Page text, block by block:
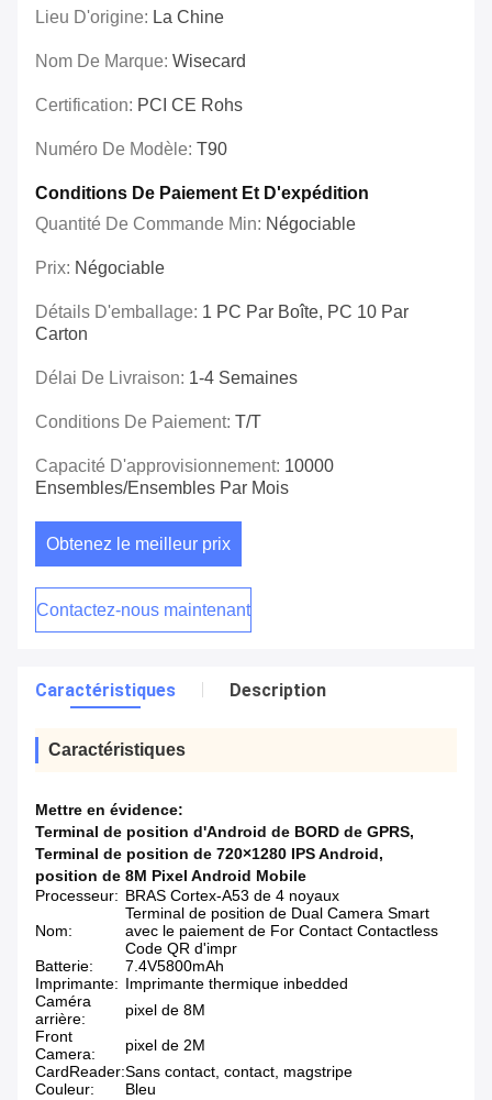
Lieu D'origine: La Chine
Nom De Marque: Wisecard
Certification: PCI CE Rohs
Numéro De Modèle: T90
Conditions De Paiement Et D'expédition
Quantité De Commande Min: Négociable
Prix: Négociable
Détails D'emballage: 1 PC Par Boîte, PC 10 Par
Carton
Délai De Livraison: 1-4 Semaines
Conditions De Paiement: T/T
Capacité D'approvisionnement: 10000
Ensembles/ensembles Par Mois
Obtenez le meilleur prix
Contactez-nous maintenant
Caractéristiques Description
Caractéristiques
Mettre en évidence:
Terminal de position d'Android de BORD de GPRS,
Terminal de position de 720×1280 IPS Android,
position de 8M Pixel Android Mobile
Processeur: BRAS Cortex-A53 de 4 noyaux
Nom:
Terminal de position de Dual Camera Smart
avec le paiement de For Contact Contactless
Code QR d'impr
Batterie:
7.4V5800mAh
Imprimante: Imprimante thermique inbedded
Caméra
arrière:
pixel de 8M
Front
Camera:
pixel de 2M
CardReader:Sans contact, contact, magstripe
Couleur:
Bleu